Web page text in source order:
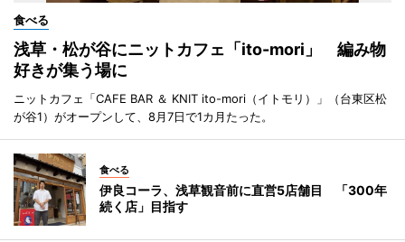
食べる
浅草・松が谷にニットカフェ「ito-mori」 編み物
好きが集う場に
ニットカフェ「CAFE BAR ＆ KNIT ito-mori（イトモリ）」（台東区松
が谷1）がオープンして、8月7日で1カ月たった。
食べる
伊良コーラ、浅草観音前に直営5店舗目 「300年
続く店」目指す